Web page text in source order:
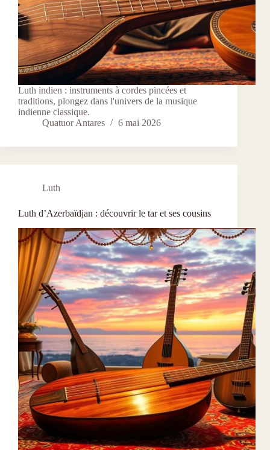
Luth indien : instruments à cordes pincées et
traditions, plongez dans l'univers de la musique
indienne classique.
Quatuor Antares
6 mai 2026
Luth
Luth d’Azerbaïdjan : découvrir le tar et ses cousins